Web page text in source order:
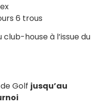
6 trous
house à l’issue du
Golf jusqu’au